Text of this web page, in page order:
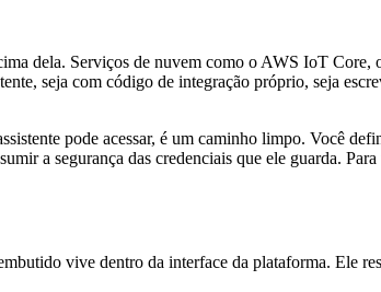
dela. Serviços de nuvem como o AWS IoT Core,
seja com código de integração próprio, seja
pode acessar, é um caminho limpo. Você
a segurança das credenciais que ele guarda.
vive dentro da interface da plataforma. Ele